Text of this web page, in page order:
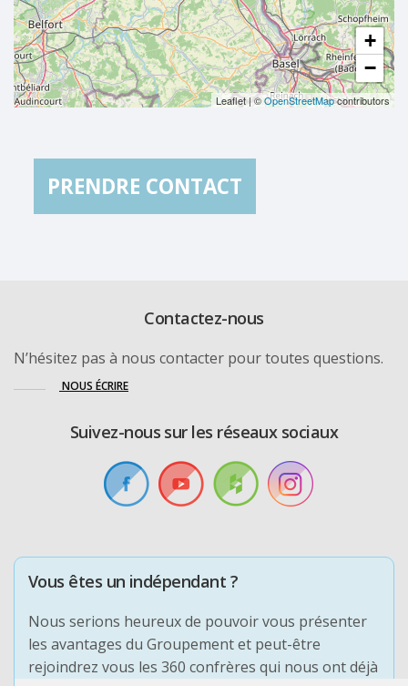
+
−
Leaflet|©OpenStreetMapcontributors
PRENDRE CONTACT
Contactez-nous
N’hésitez pas à nous contacter pour toutes questions.
NOUS ÉCRIRE
Suivez-nous sur les réseaux sociaux
Vous êtes un indépendant ?
Nous serions heureux de pouvoir vous présenter
les avantages du Groupement et peut-être
rejoindrez vous les 360 confrères qui nous ont déjà